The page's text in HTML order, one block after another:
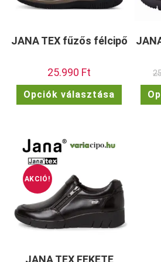
JANA TEX fűzős félcipő
25.990 Ft
Opciók választása
AKCIÓ!
JANA TEX FEKETE